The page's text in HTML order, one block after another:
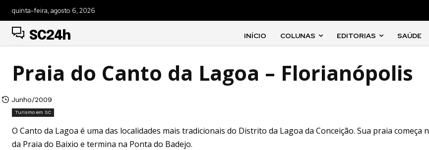
quinta-feira, agosto 6, 2026
SC24h INÍCIO COLUNAS EDITORIAS SAÚDE
Praia do Canto da Lagoa – Florianópolis
Junho/2009
Turismo em SC
O Canto da Lagoa é uma das localidades mais tradicionais do Distrito da Lagoa da Conceição. Sua praia começa
da Praia do Baixio e termina na Ponta do Badejo.